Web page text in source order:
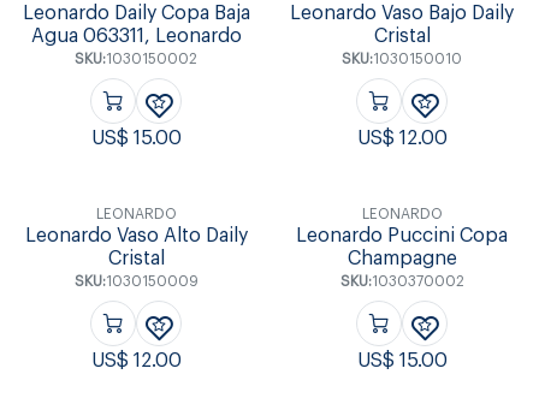
Leonardo Daily Copa Baja
Agua 063311, Leonardo
SKU:1030150002
US$ 15.00
Leonardo Vaso Bajo Daily
Cristal
SKU:1030150010
US$ 12.00
LEONARDO
Leonardo Vaso Alto Daily
Cristal
SKU:1030150009
US$ 12.00
LEONARDO
Leonardo Puccini Copa
Champagne
SKU:1030370002
US$ 15.00